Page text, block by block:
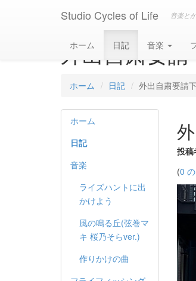
Studio Cycles of Life 音楽と
ホーム 日記 音楽
外出自粛要
ホーム 日記 外出自粛要請
ホーム
日記
音楽
ライズハントに出
かけよう
風の鳴る丘(弦巻マ
キ 桜乃そらver.)
作りかけの曲
投稿
(0